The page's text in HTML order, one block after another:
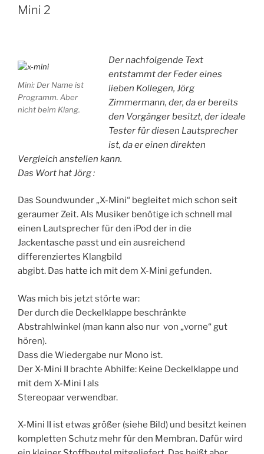
Mini 2
Mini: Der Name ist
Programm. Aber
nicht beim Klang.
Der nachfolgende Text
entstammt der Feder eines
lieben Kollegen, Jörg
Zimmermann, der, da er bereits
den Vorgänger besitzt, der ideale
Tester für diesen Lautsprecher
ist, da er einen direkten
Vergleich anstellen kann.
Das Wort hat Jörg :
Das Soundwunder „X-Mini“ begleitet mich schon seit
geraumer Zeit. Als Musiker benötige ich schnell mal
einen Lautsprecher für den iPod der in die
Jackentasche passt und ein ausreichend
differenziertes Klangbild
abgibt. Das hatte ich mit dem X-Mini gefunden.
Was mich bis jetzt störte war:
Der durch die Deckelklappe beschränkte
Abstrahlwinkel (man kann also nur von „vorne“ gut
hören).
Dass die Wiedergabe nur Mono ist.
Der X-Mini II brachte Abhilfe: Keine Deckelklappe und
mit dem X-Mini I als
Stereopaar verwendbar.
X-Mini II ist etwas größer (siehe Bild) und besitzt keinen
kompletten Schutz mehr für den Membran. Dafür wird